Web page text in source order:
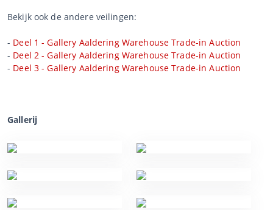
Bekijk ook de andere veilingen:
- Deel 1 - Gallery Aaldering Warehouse Trade-in Auction
- Deel 2 - Gallery Aaldering Warehouse Trade-in Auction
- Deel 3 - Gallery Aaldering Warehouse Trade-in Auction
Gallerij